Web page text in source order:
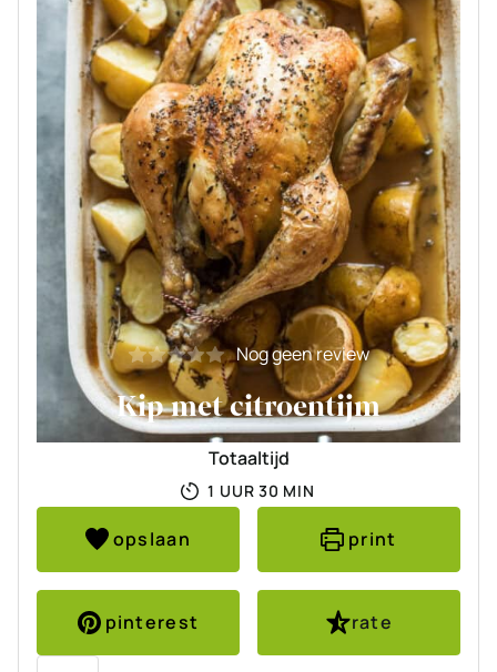
Nog geen review
Kip met citroentijm
Totaaltijd
1 UUR
UUR 30 MINUTEN
MIN
opslaan print
pinterest
rate